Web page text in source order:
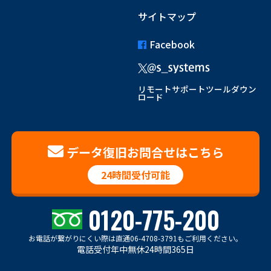
サイトマップ
Facebook
リモートサポートツールダウン
ロード
データ復旧お問合せはこちら
24時間受付可能
0120-775-200
お電話が繋がりにくい際は直通06-4708-3791もご利用ください。
電話受付年中無休24時間365日